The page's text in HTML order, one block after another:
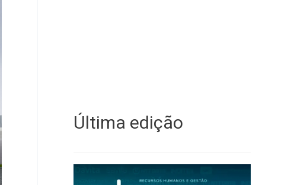
Última edição